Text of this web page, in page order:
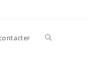
Toggle